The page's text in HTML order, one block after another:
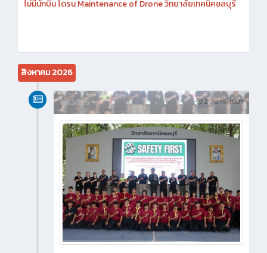
ประกาศประกวดราคาซื้อครุภัณฑ์โครงการจัดตั้งศูนย์ฝึกอบรมการซ่อมบ
สิงหาคม 2026
2 วัน ที่ผ่านมา
ข่าวสาร